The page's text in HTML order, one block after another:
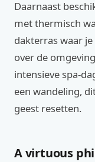
Daarnaast
met thermisch
dakterras waar
over de
intensieve spa-
een wandeling,
geest resetten.
A virtuous